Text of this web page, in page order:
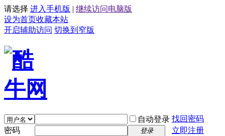
请选择 进入手机版 | 继续访问电脑版
设为首页收藏本站
开启辅助访问 切换到窄版
自动登录 找回密码
密码
登录 立即注册